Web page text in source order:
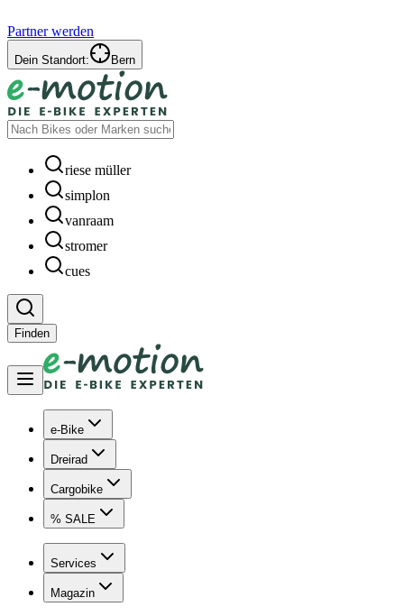
Partner werden
Dein Standort: Bern
riese müller
simplon
vanraam
stromer
cues
Finden
e-Bike
Dreirad
Cargobike
% SALE
Services
Magazin